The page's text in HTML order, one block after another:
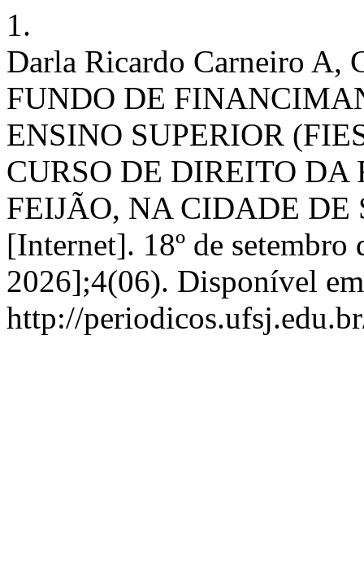
1.
Darla Ricardo Carneiro A,
FUNDO DE
ENSINO SUPERIOR
CURSO DE DIREITO
FEIJÃO, NA CIDADE DE
[Internet]. 18º de setembro
2026];4(06). Disponível
http://